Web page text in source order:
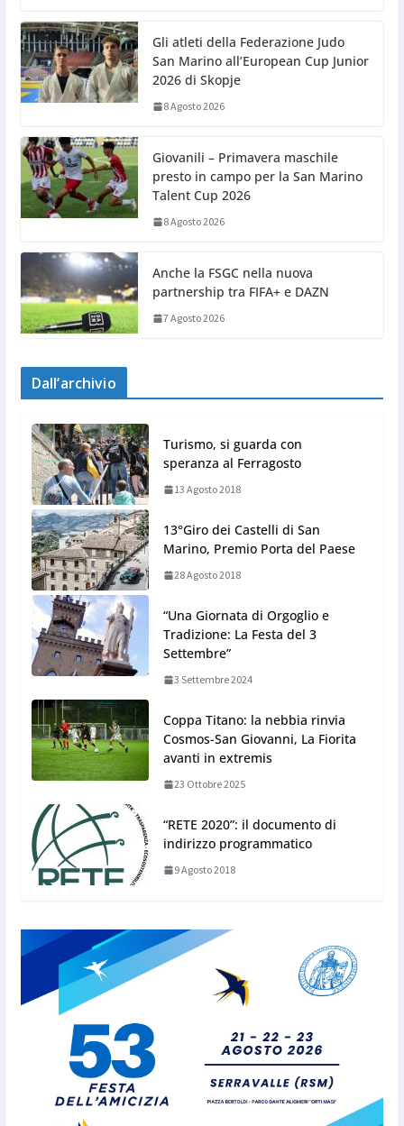
Gli atleti della Federazione Judo
San Marino all’European Cup Junior
2026 di Skopje
8 Agosto 2026
Giovanili – Primavera maschile
presto in campo per la San Marino
Talent Cup 2026
8 Agosto 2026
Anche la FSGC nella nuova
partnership tra FIFA+ e DAZN
7 Agosto 2026
Dall’archivio
Turismo, si guarda con
speranza al Ferragosto
13 Agosto 2018
13°Giro dei Castelli di San
Marino, Premio Porta del Paese
28 Agosto 2018
“Una Giornata di Orgoglio e
Tradizione: La Festa del 3
Settembre”
3 Settembre 2024
Coppa Titano: la nebbia rinvia
Cosmos-San Giovanni, La Fiorita
avanti in extremis
23 Ottobre 2025
“RETE 2020”: il documento di
indirizzo programmatico
9 Agosto 2018